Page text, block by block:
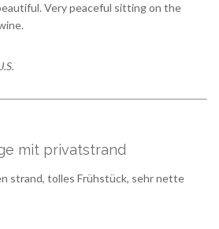
Very peaceful sitting on the
mit privatstrand
strand, tolles Frühstück, sehr nette